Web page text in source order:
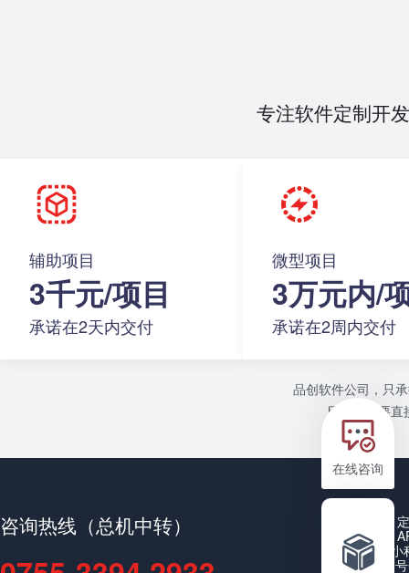
在线咨询
专注软件定制开
辅助项目
3千元/项目
承诺在2天内交付
微型项目
3万元内/
承诺在2周内交付
品创软件公司，只
目或者需要
咨询热线（总机中转）
公众